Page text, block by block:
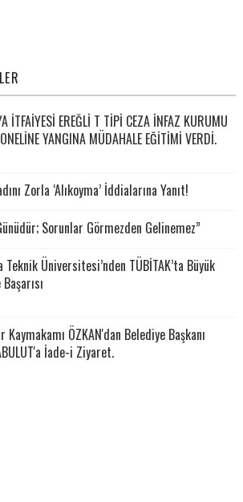
İTFAİYESİ EREĞLİ T TİPİ CEZA İNFAZ KURUMU
YANGINA MÜDAHALE EĞİTİMİ VERDİ.
Zorla ‘Alıkoyma’ İddialarına Yanıt!
Sorunlar Görmezden Gelinemez”
Teknik Üniversitesi’nden TÜBİTAK’ta Büyük
Kaymakamı ÖZKAN'dan Belediye Başkanı
İade-i Ziyaret.